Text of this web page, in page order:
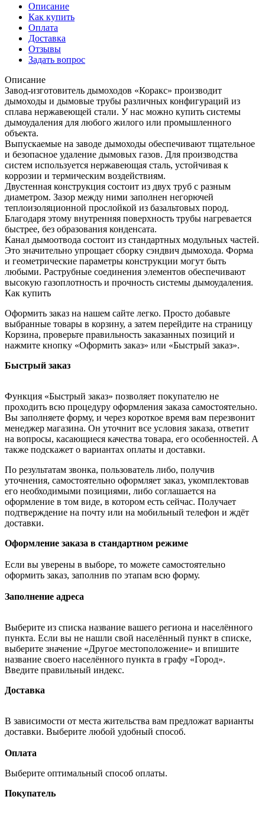
Описание
Как купить
Оплата
Доставка
Отзывы
Задать вопрос
Описание
Завод-изготовитель дымоходов «Коракс» производит
дымоходы и дымовые трубы различных конфигураций из
сплава нержавеющей стали. У нас можно купить системы
дымоудаления для любого жилого или промышленного
объекта.
Выпускаемые на заводе дымоходы обеспечивают тщательное
и безопасное удаление дымовых газов. Для производства
систем используется нержавеющая сталь, устойчивая к
коррозии и термическим воздействиям.
Двустенная конструкция состоит из двух труб с разным
диаметром. Зазор между ними заполнен негорючей
теплоизоляционной прослойкой из базальтовых пород.
Благодаря этому внутренняя поверхность трубы нагревается
быстрее, без образования конденсата.
Канал дымоотвода состоит из стандартных модульных частей.
Это значительно упрощает сборку сэндвич дымохода. Форма
и геометрические параметры конструкции могут быть
любыми. Раструбные соединения элементов обеспечивают
высокую газоплотность и прочность системы дымоудаления.
Как купить
Оформить заказ на нашем сайте легко. Просто добавьте
выбранные товары в корзину, а затем перейдите на страницу
Корзина, проверьте правильность заказанных позиций и
нажмите кнопку «Оформить заказ» или «Быстрый заказ».
Быстрый заказ
Функция «Быстрый заказ» позволяет покупателю не
проходить всю процедуру оформления заказа самостоятельно.
Вы заполняете форму, и через короткое время вам перезвонит
менеджер магазина. Он уточнит все условия заказа, ответит
на вопросы, касающиеся качества товара, его особенностей. А
также подскажет о вариантах оплаты и доставки.
По результатам звонка, пользователь либо, получив
уточнения, самостоятельно оформляет заказ, укомплектовав
его необходимыми позициями, либо соглашается на
оформление в том виде, в котором есть сейчас. Получает
подтверждение на почту или на мобильный телефон и ждёт
доставки.
Оформление заказа в стандартном режиме
Если вы уверены в выборе, то можете самостоятельно
оформить заказ, заполнив по этапам всю форму.
Заполнение адреса
Выберите из списка название вашего региона и населённого
пункта. Если вы не нашли свой населённый пункт в списке,
выберите значение «Другое местоположение» и впишите
название своего населённого пункта в графу «Город».
Введите правильный индекс.
Доставка
В зависимости от места жительства вам предложат варианты
доставки. Выберите любой удобный способ.
Оплата
Выберите оптимальный способ оплаты.
Покупатель